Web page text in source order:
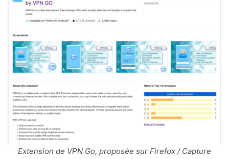
Extension de VPN Go, proposée sur Firefox / Capture